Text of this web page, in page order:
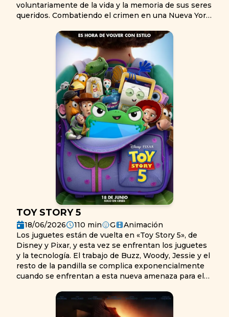
voluntariamente de la vida y la memoria de sus seres
queridos. Combatiendo el crimen en una Nueva York
proteger su ciudad —un Spider-Man a tiempo
completo—, pero a medida que las exigencias
aumentan, la presión desencadena una
sorprendente evolución física que amenaza su
existencia, al tiempo que un nuevo y extraño patrón
de crímenes da lugar a una de las amenazas más
poderosas a las que se ha enfrentado jamás.
TOY STORY 5
18/06/2026 110 min G
Animación
Los juguetes están de vuelta en «Toy Story 5», de
Disney y Pixar, y esta vez se enfrentan los juguetes
y la tecnología. El trabajo de Buzz, Woody, Jessie y el
resto de la pandilla se complica exponencialmente
cuando se enfrentan a esta nueva amenaza para el